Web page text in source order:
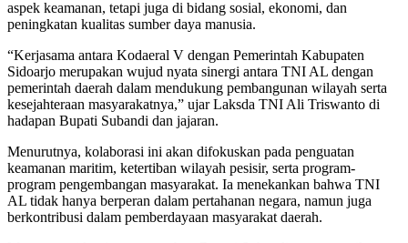
aspek keamanan, tetapi juga di bidang sosial, ekonomi, dan
peningkatan kualitas sumber daya manusia.
“Kerjasama antara Kodaeral V dengan Pemerintah Kabupaten
Sidoarjo merupakan wujud nyata sinergi antara TNI AL dengan
pemerintah daerah dalam mendukung pembangunan wilayah serta
kesejahteraan masyarakatnya,” ujar Laksda TNI Ali Triswanto di
hadapan Bupati Subandi dan jajaran.
Menurutnya, kolaborasi ini akan difokuskan pada penguatan
keamanan maritim, ketertiban wilayah pesisir, serta program-
program pengembangan masyarakat. Ia menekankan bahwa TNI
AL tidak hanya berperan dalam pertahanan negara, namun juga
berkontribusi dalam pemberdayaan masyarakat daerah.